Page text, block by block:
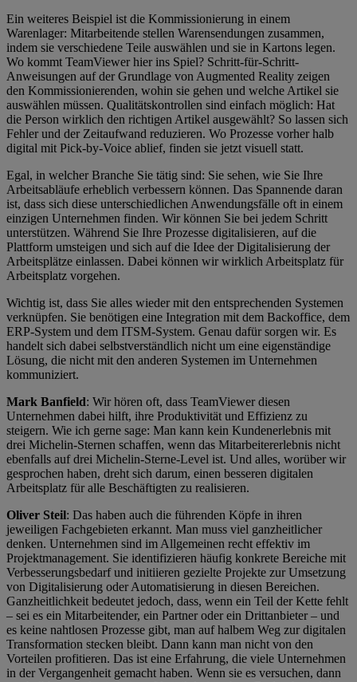
Ein weiteres Beispiel ist die Kommissionierung in einem
Warenlager: Mitarbeitende stellen Warensendungen zusammen,
indem sie verschiedene Teile auswählen und sie in Kartons legen.
Wo kommt TeamViewer hier ins Spiel? Schritt-für-Schritt-
Anweisungen auf der Grundlage von Augmented Reality zeigen
den Kommissionierenden, wohin sie gehen und welche Artikel sie
auswählen müssen. Qualitätskontrollen sind einfach möglich: Hat
die Person wirklich den richtigen Artikel ausgewählt? So lassen sich
Fehler und der Zeitaufwand reduzieren. Wo Prozesse vorher halb
digital mit Pick-by-Voice ablief, finden sie jetzt visuell statt.
Egal, in welcher Branche Sie tätig sind: Sie sehen, wie Sie Ihre
Arbeitsabläufe erheblich verbessern können. Das Spannende daran
ist, dass sich diese unterschiedlichen Anwendungsfälle oft in einem
einzigen Unternehmen finden. Wir können Sie bei jedem Schritt
unterstützen. Während Sie Ihre Prozesse digitalisieren, auf die
Plattform umsteigen und sich auf die Idee der Digitalisierung der
Arbeitsplätze einlassen. Dabei können wir wirklich Arbeitsplatz für
Arbeitsplatz vorgehen.
Wichtig ist, dass Sie alles wieder mit den entsprechenden Systemen
verknüpfen. Sie benötigen eine Integration mit dem Backoffice, dem
ERP-System und dem ITSM-System. Genau dafür sorgen wir. Es
handelt sich dabei selbstverständlich nicht um eine eigenständige
Lösung, die nicht mit den anderen Systemen im Unternehmen
kommuniziert.
Mark Banfield: Wir hören oft, dass TeamViewer diesen
Unternehmen dabei hilft, ihre Produktivität und Effizienz zu
steigern. Wie ich gerne sage: Man kann kein Kundenerlebnis mit
drei Michelin-Sternen schaffen, wenn das Mitarbeitererlebnis nicht
ebenfalls auf drei Michelin-Sterne-Level ist. Und alles, worüber wir
gesprochen haben, dreht sich darum, einen besseren digitalen
Arbeitsplatz für alle Beschäftigten zu realisieren.
Oliver Steil: Das haben auch die führenden Köpfe in ihren
jeweiligen Fachgebieten erkannt. Man muss viel ganzheitlicher
denken. Unternehmen sind im Allgemeinen recht effektiv im
Projektmanagement. Sie identifizieren häufig konkrete Bereiche mit
Verbesserungsbedarf und initiieren gezielte Projekte zur Umsetzung
von Digitalisierung oder Automatisierung in diesen Bereichen.
Ganzheitlichkeit bedeutet jedoch, dass, wenn ein Teil der Kette fehlt
– sei es ein Mitarbeitender, ein Partner oder ein Drittanbieter – und
es keine nahtlosen Prozesse gibt, man auf halbem Weg zur digitalen
Transformation stecken bleibt. Dann kann man nicht von den
Vorteilen profitieren. Das ist eine Erfahrung, die viele Unternehmen
in der Vergangenheit gemacht haben. Wenn sie es versuchen, dann